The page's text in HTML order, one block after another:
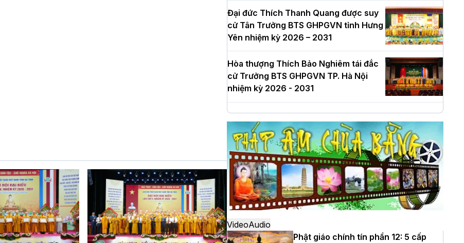
Đại đức Thích Thanh Quang được suy
cử Tân Trưởng BTS GHPGVN tỉnh Hưng
Yên nhiệm kỳ 2026 – 2031
Hòa thượng Thích Bảo Nghiêm tái đắc
cử Trưởng BTS GHPGVN TP. Hà Nội
nhiệm kỳ 2026 - 2031
Hà Nội: Long trọng lễ khởi công xây
dựng Trung tâm văn hóa Phật giáo Thủ
đô
Hà Nội: Ngày tu học cuối cùng khép lại
khóa sinh hoạt Phật pháp mùa hè lần
thứ XIV tại chùa Bằng
VideoAudio
Phật giáo chính tín phần 12: 5 cấp